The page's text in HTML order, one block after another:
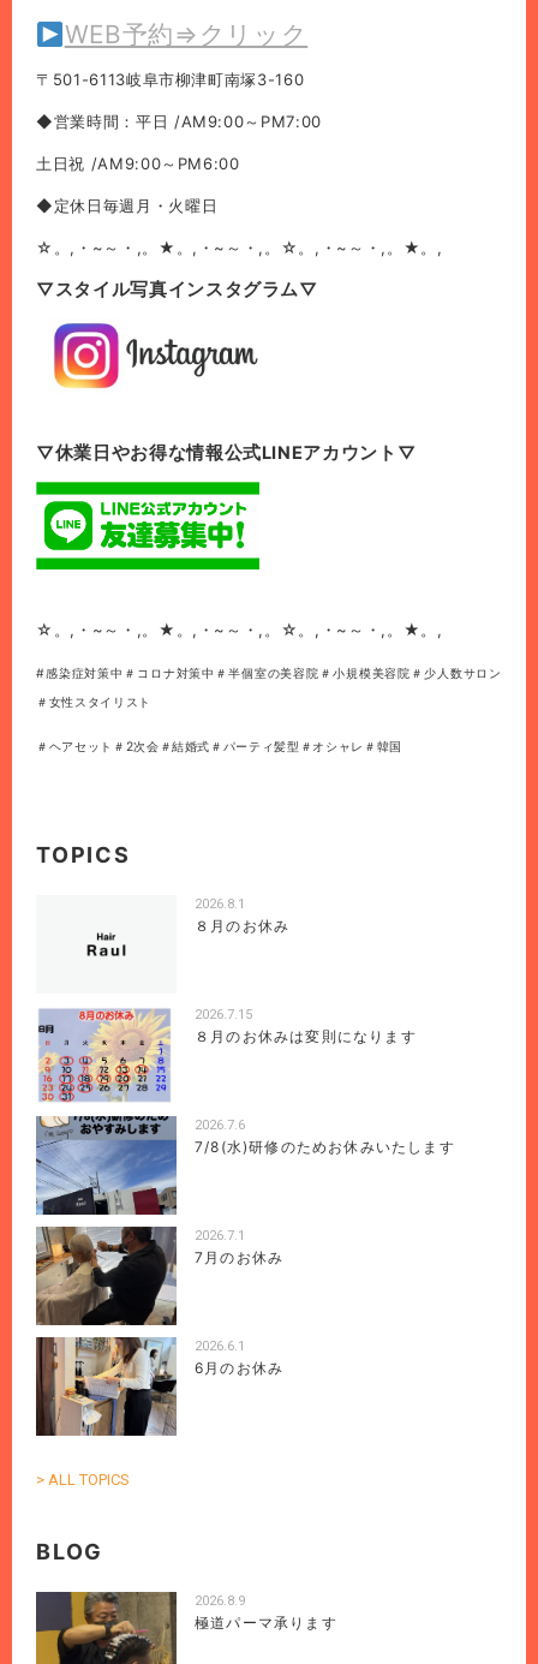
WEB予約⇒クリック
〒501-6113岐阜市柳津町南塚3-160
◆営業時間：平日 /AM9:00～PM7:00
土日祝 /AM9:00～PM6:00
◆定休日毎週月・火曜日
☆。,・~～・,。★。,・~～・,。☆。,・~～・,。★。,
▽スタイル写真インスタグラム▽
▽休業日やお得な情報公式LINEアカウント▽
☆。,・~～・,。★。,・~～・,。☆。,・~～・,。★。,
#感染症対策中＃コロナ対策中＃半個室の美容院＃小規模美容院＃少人数サロン
＃女性スタイリスト
＃ヘアセット＃2次会＃結婚式＃パーティ髪型＃オシャレ＃韓国
TOPICS
2026.8.1
８月のお休み
2026.7.15
８月のお休みは変則になります
2026.7.6
7/8(水)研修のためお休みいたします
2026.7.1
7月のお休み
2026.6.1
6月のお休み
> ALL TOPICS
BLOG
2026.8.9
極道パーマ承ります